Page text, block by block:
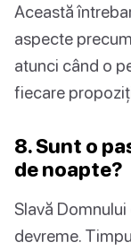
Această
aspecte
atunci când o
fiecare
8. Sunt o
de noapte?
Slavă
devreme.